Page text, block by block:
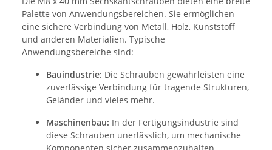
Palette von Anwendungsbereichen. Sie ermöglichen
eine sichere Verbindung von Metall, Holz, Kunststoff
und anderen Materialien. Typische
Anwendungsbereiche sind:
Bauindustrie: Die Schrauben gewährleisten eine
zuverlässige Verbindung für tragende Strukturen,
Geländer und vieles mehr.
Maschinenbau: In der Fertigungsindustrie sind
diese Schrauben unerlässlich, um mechanische